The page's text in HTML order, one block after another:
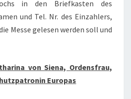
in den Briefkasten des
und Tel. Nr. des Einzahlers,
Messe gelesen werden soll und
von Siena, Ordensfrau,
Europas